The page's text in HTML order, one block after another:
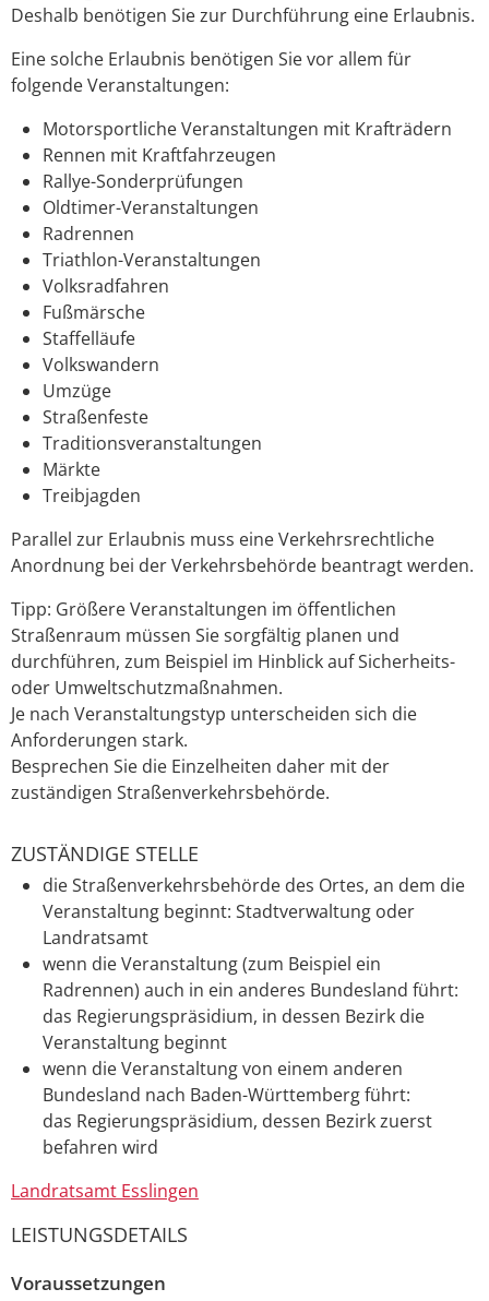
Deshalb benötigen Sie zur Durchführung eine Erlaubnis.
Eine solche Erlaubnis benötigen Sie vor allem für
folgende Veranstaltungen:
Motorsportliche Veranstaltungen mit Krafträdern
Rennen mit Kraftfahrzeugen
Rallye-Sonderprüfungen
Oldtimer-Veranstaltungen
Radrennen
Triathlon-Veranstaltungen
Volksradfahren
Fußmärsche
Staffelläufe
Volkswandern
Umzüge
Straßenfeste
Traditionsveranstaltungen
Märkte
Treibjagden
Parallel zur Erlaubnis muss eine Verkehrsrechtliche
Anordnung bei der Verkehrsbehörde beantragt werden.
Tipp: Größere Veranstaltungen im öffentlichen
Straßenraum müssen Sie sorgfältig planen und
durchführen, zum Beispiel im Hinblick auf Sicherheits-
oder Umweltschutzmaßnahmen.
Je nach Veranstaltungstyp unterscheiden sich die
Anforderungen stark.
Besprechen Sie die Einzelheiten daher mit der
zuständigen Straßenverkehrsbehörde.
ZUSTÄNDIGE STELLE
die Straßenverkehrsbehörde des Ortes, an dem die
Veranstaltung beginnt: Stadtverwaltung oder
Landratsamt
wenn die Veranstaltung (zum Beispiel ein
Radrennen) auch in ein anderes Bundesland führt:
das Regierungspräsidium, in dessen Bezirk die
Veranstaltung beginnt
wenn die Veranstaltung von einem anderen
Bundesland nach Baden-Württemberg führt:
das Regierungspräsidium, dessen Bezirk zuerst
befahren wird
Landratsamt Esslingen
LEISTUNGSDETAILS
Voraussetzungen